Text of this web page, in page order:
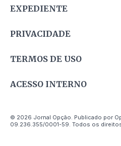
EXPEDIENTE
PRIVACIDADE
TERMOS DE USO
ACESSO INTERNO
© 2026 Jornal Opção. Publicado por
09.236.355/0001-59. Todos os